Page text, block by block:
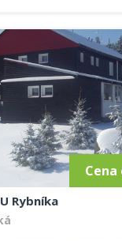
vlastní sociální
toaletou.
je zahrnuta
také ubytovací
je Vám i dětská
bez nároku na
také slevy v
škole JPK.
Cena
Rybníka